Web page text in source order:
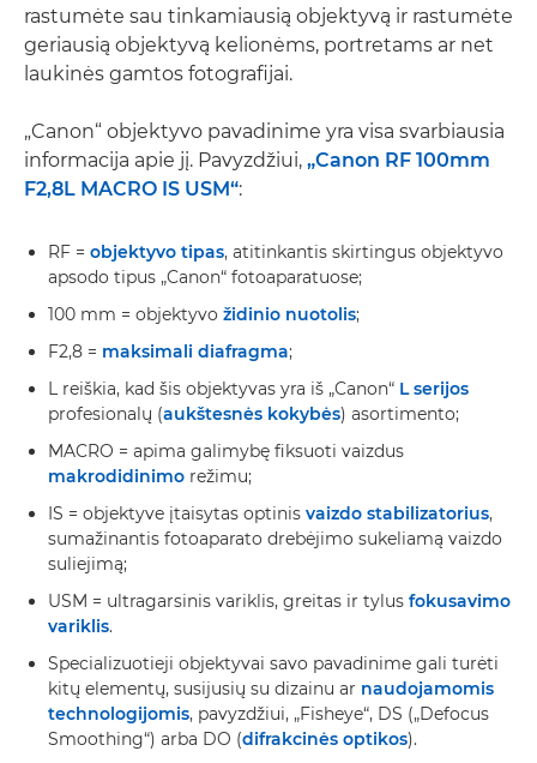
rastumėte sau tinkamiausią objektyvą ir rastumėte
geriausią objektyvą kelionėms, portretams ar net
laukinės gamtos fotografijai.
„Canon“ objektyvo pavadinime yra visa svarbiausia
informacija apie jį. Pavyzdžiui, „Canon RF 100mm
F2,8L MACRO IS USM“:
RF = objektyvo tipas, atitinkantis skirtingus objektyvo
apsodo tipus „Canon“ fotoaparatuose;
100 mm = objektyvo židinio nuotolis;
F2,8 = maksimali diafragma;
L reiškia, kad šis objektyvas yra iš „Canon“ L serijos
profesionalų (aukštesnės kokybės) asortimento;
MACRO = apima galimybę fiksuoti vaizdus
makrodidinimo režimu;
IS = objektyve įtaisytas optinis vaizdo stabilizatorius,
sumažinantis fotoaparato drebėjimo sukeliamą vaizdo
suliejimą;
USM = ultragarsinis variklis, greitas ir tylus fokusavimo
variklis.
Specializuotieji objektyvai savo pavadinime gali turėti
kitų elementų, susijusių su dizainu ar naudojamomis
technologijomis, pavyzdžiui, „Fisheye“, DS („Defocus
Smoothing“) arba DO (difrakcinės optikos).